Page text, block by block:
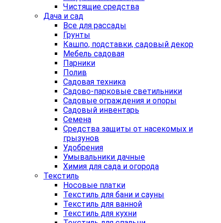
Чистящие средства
Дача и сад
Все для рассады
Грунты
Кашпо, подставки, садовый декор
Мебель садовая
Парники
Полив
Садовая техника
Садово-парковые светильники
Садовые ограждения и опоры
Садовый инвентарь
Семена
Средства защиты от насекомых и
грызунов
Удобрения
Умывальники дачные
Химия для сада и огорода
Текстиль
Носовые платки
Текстиль для бани и сауны
Текстиль для ванной
Текстиль для кухни